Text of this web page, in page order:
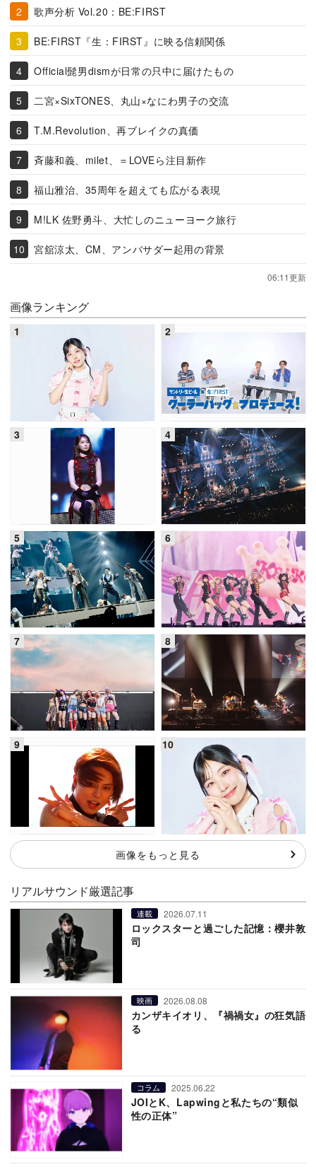
歌声分析 Vol.20：BE:FIRST
BE:FIRST『生：FIRST』に映る信頼関係
Official髭男dismが日常の只中に届けたもの
二宮×SixTONES、丸山×なにわ男子の交流
T.M.Revolution、再ブレイクの真価
斉藤和義、milet、＝LOVEら注目新作
福山雅治、35周年を超えても広がる表現
M!LK 佐野勇斗、大忙しのニューヨーク旅行
宮舘涼太、CM、アンバサダー起用の背景
06:11更新
画像ランキング
画像をもっと見る
リアルサウンド厳選記事
連載 2026.07.11
ロックスターと過ごした記憶：櫻井敦
司
映画 2026.08.08
カンザキイオリ、『禍禍女』の狂気語
る
コラム 2025.06.22
JOIとK、Lapwingと私たちの“類似
性の正体”